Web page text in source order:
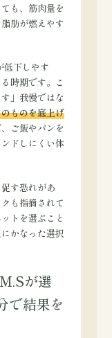
も、筋肉量を
肪が燃えやす
低下しやす
時期です。こ
」我慢ではな
ものを底上げ
ご飯やパンを
ドしにくい体
す恐れがあ
も指摘されて
トを選ぶこと
かなった選択
が選
で結果を